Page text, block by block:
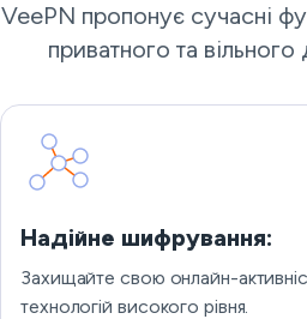
VeePN пропонує сучасні
приватного та вільного
Надійне шифрування:
Захищайте свою онлайн-
технологій високого рівня.